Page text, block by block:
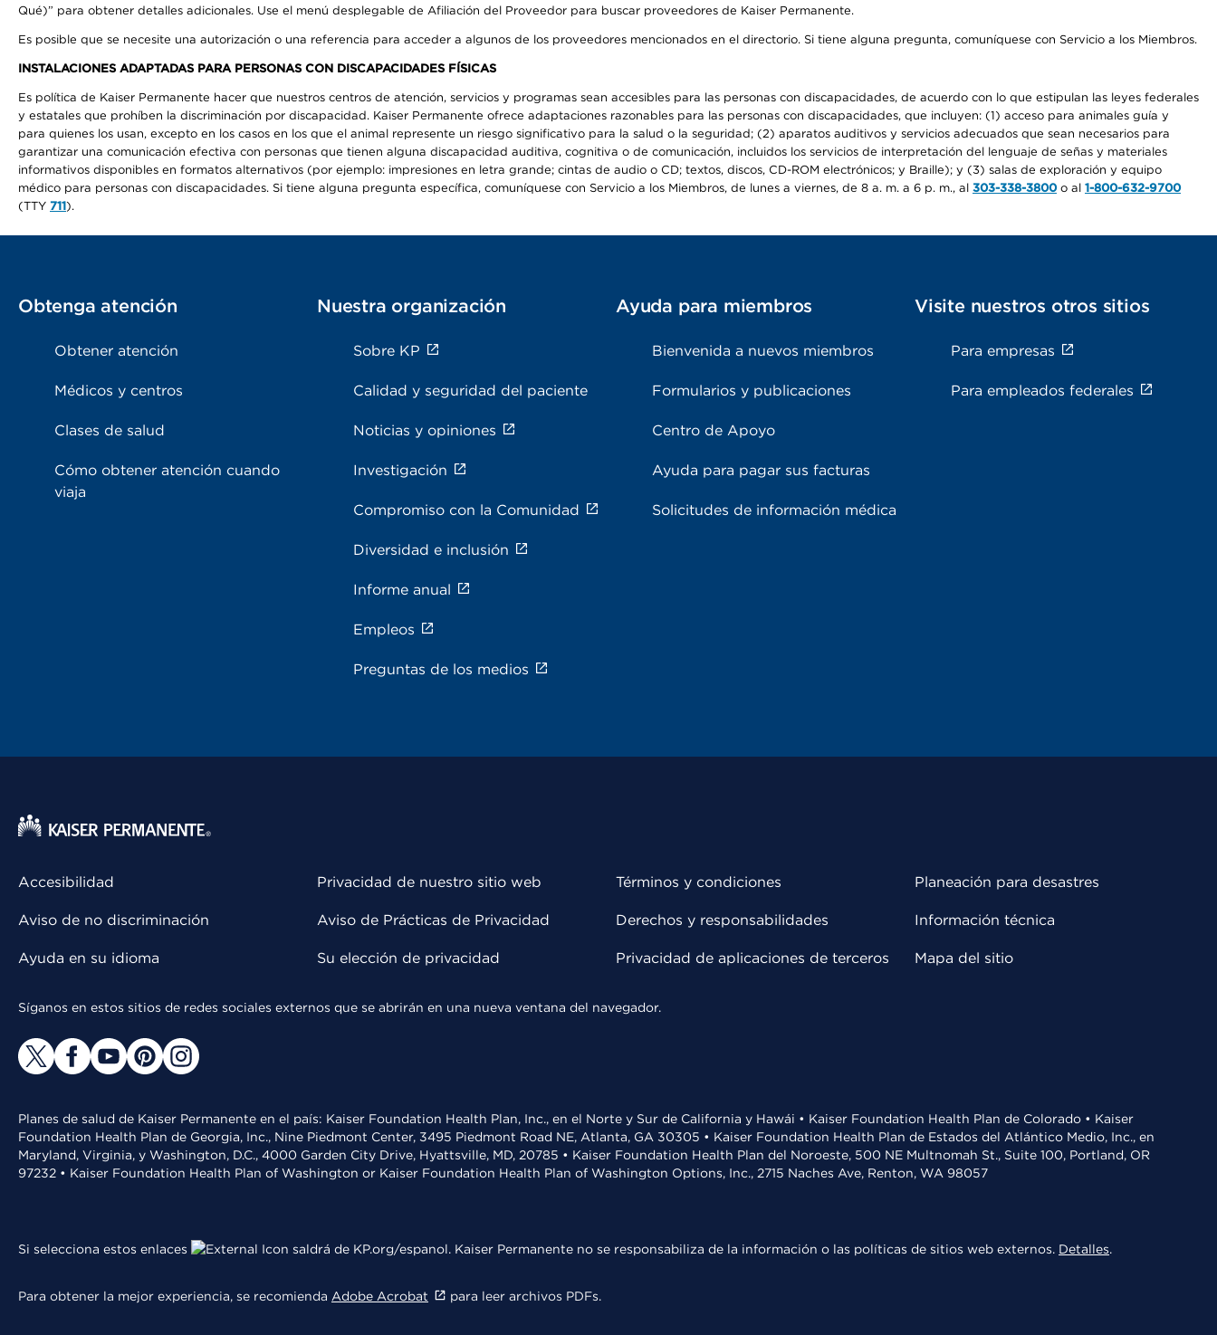
Qué)” para obtener detalles adicionales. Use el menú desplegable de Afiliación del Proveedor para buscar proveedores de Kaiser Permanente.
Es posible que se necesite una autorización o una referencia para acceder a algunos de los proveedores mencionados en el directorio. Si tiene alguna pregunta, comuníquese con Servicio a los Miembros.
INSTALACIONES ADAPTADAS PARA PERSONAS CON DISCAPACIDADES FÍSICAS
Es política de Kaiser Permanente hacer que nuestros centros de atención, servicios y programas sean accesibles para las personas con discapacidades, de acuerdo con lo que estipulan las leyes federales
y estatales que prohíben la discriminación por discapacidad. Kaiser Permanente ofrece adaptaciones razonables para las personas con discapacidades, que incluyen: (1) acceso para animales guía y
para quienes los usan, excepto en los casos en los que el animal represente un riesgo significativo para la salud o la seguridad; (2) aparatos auditivos y servicios adecuados que sean necesarios para
garantizar una comunicación efectiva con personas que tienen alguna discapacidad auditiva, cognitiva o de comunicación, incluidos los servicios de interpretación del lenguaje de señas y materiales
informativos disponibles en formatos alternativos (por ejemplo: impresiones en letra grande; cintas de audio o CD; textos, discos, CD-ROM electrónicos; y Braille); y (3) salas de exploración y equipo
médico para personas con discapacidades. Si tiene alguna pregunta específica, comuníquese con Servicio a los Miembros, de lunes a viernes, de 8 a. m. a 6 p. m., al 303-338-3800o al 1-800-632-9700
(TTY 711).
Obtenga atención
Obtener atención
Médicos y centros
Clases de salud
Cómo obtener atención cuando
viaja
Nuestra organización
Sobre KP
Calidad y seguridad del paciente
Noticias y opiniones
Investigación
Compromiso con la Comunidad
Diversidad e inclusión
Informe anual
Empleos
Preguntas de los medios
Ayuda para miembros
Bienvenida a nuevos miembros
Formularios y publicaciones
Centro de Apoyo
Ayuda para pagar sus facturas
Solicitudes de información médica
Visite nuestros otros sitios
Para empresas
Para empleados federales
Accesibilidad
Aviso de no discriminación
Ayuda en su idioma
Privacidad de nuestro sitio web
Aviso de Prácticas de Privacidad
Su elección de privacidad
Términos y condiciones
Derechos y responsabilidades
Privacidad de aplicaciones de terceros
Planeación para desastres
Información técnica
Mapa del sitio
Síganos en estos sitios de redes sociales externos que se abrirán en una nueva ventana del navegador.
Planes de salud de Kaiser Permanente en el país: Kaiser Foundation Health Plan, Inc., en el Norte y Sur de California y Hawái • Kaiser Foundation Health Plan de Colorado • Kaiser
Foundation Health Plan de Georgia, Inc., Nine Piedmont Center, 3495 Piedmont Road NE, Atlanta, GA 30305 • Kaiser Foundation Health Plan de Estados del Atlántico Medio, Inc., en
Maryland, Virginia, y Washington, D.C., 4000 Garden City Drive, Hyattsville, MD, 20785 • Kaiser Foundation Health Plan del Noroeste, 500 NE Multnomah St., Suite 100, Portland, OR
97232 • Kaiser Foundation Health Plan of Washington or Kaiser Foundation Health Plan of Washington Options, Inc., 2715 Naches Ave, Renton, WA 98057
Si selecciona estos enlaces saldrá de KP.org/espanol. Kaiser Permanente no se responsabiliza de la información o las políticas de sitios web externos. Detalles.
Para obtener la mejor experiencia, se recomienda Adobe Acrobat para leer archivos PDFs.